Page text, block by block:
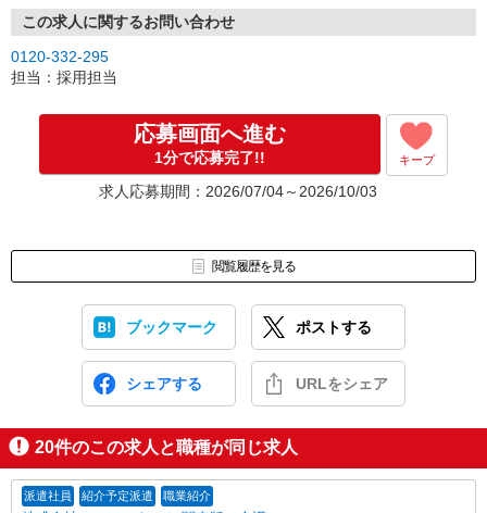
この求人に関するお問い合わせ
0120-332-295
担当：採用担当
応募画面へ進む
1分で応募完了!! キープ
求人応募期間：2026/07/04～2026/10/03
閲覧履歴を見る
ブックマーク ポストする
シェアする URLをシェア
20件のこの求人と職種が同じ求人
派遣社員 紹介予定派遣 職業紹介